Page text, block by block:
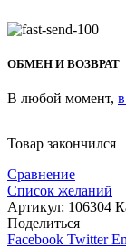
ОБМЕН И ВОЗВРАТ
В любой момент,
Товар закончился
Сравнение
Список желаний
Артикул: 106304
Поделиться
Facebook Twitter